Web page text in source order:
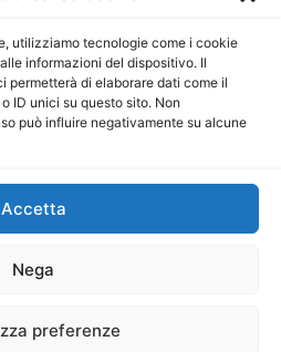
utilizziamo tecnologie come i cookie
informazioni del dispositivo. Il
permetterà di elaborare dati come il
ID unici su questo sito. Non
può influire negativamente su alcune
Accetta
Nega
preferenze
Maurizio Scaglione
Maria Calabrese
06334930820
Società Cooperativa a r.l. è
Operatori di Comunicazione al
srl–info@ladigitale.it